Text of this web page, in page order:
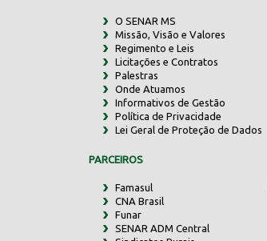
O SENAR MS
Missão, Visão e Valores
Regimento e Leis
Licitações e Contratos
Palestras
Onde Atuamos
Informativos de Gestão
Política de Privacidade
Lei Geral de Proteção de Dados
PARCEIROS
Famasul
CNA Brasil
Funar
SENAR ADM Central